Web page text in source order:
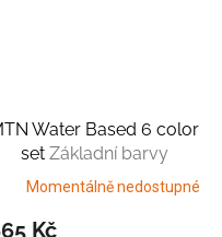
Water Based 6 color
set Základní barvy
Momentálně nedostupné
Kč